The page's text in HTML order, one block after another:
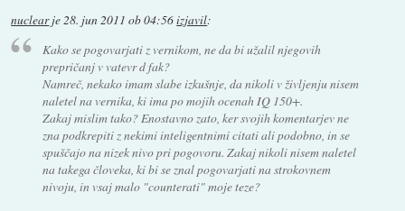
nuclearje 28. jun 2011 ob 04:56izjavil:
Kako se pogovarjati z vernikom, ne da bi užalil njegovih
prepričanj v vatevr d fak?
Namreč, nekako imam slabe izkušnje, da nikoli v življenju nisem
naletel na vernika, ki ima po mojih ocenah IQ 150+.
Zakaj mislim tako? Enostavno zato, ker svojih komentarjev ne
zna podkrepiti z nekimi inteligentnimi citati ali podobno, in se
spuščajo na nizek nivo pri pogovoru. Zakaj nikoli nisem naletel
na takega človeka, ki bi se znal pogovarjati na strokovnem
nivoju, in vsaj malo "counterati" moje teze?